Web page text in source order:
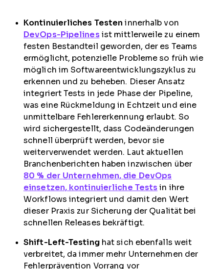
Kontinuierliches Testen innerhalb von
DevOps-Pipelinesist mittlerweile zu einem
festen Bestandteil geworden, der es Teams
ermöglicht, potenzielle Probleme so früh wie
möglich im Softwareentwicklungszyklus zu
erkennen und zu beheben. Dieser Ansatz
integriert Tests in jede Phase der Pipeline,
was eine Rückmeldung in Echtzeit und eine
unmittelbare Fehlererkennung erlaubt. So
wird sichergestellt, dass Codeänderungen
schnell überprüft werden, bevor sie
weiterverwendet werden. Laut aktuellen
Branchenberichten haben inzwischen über
80 % der Unternehmen, die DevOps
einsetzen, kontinuierliche Tests in ihre
Workflows integriert und damit den Wert
dieser Praxis zur Sicherung der Qualität bei
schnellen Releases bekräftigt.
Shift-Left-Testinghat sich ebenfalls weit
verbreitet, da immer mehr Unternehmen der
Fehlerprävention Vorrang vor